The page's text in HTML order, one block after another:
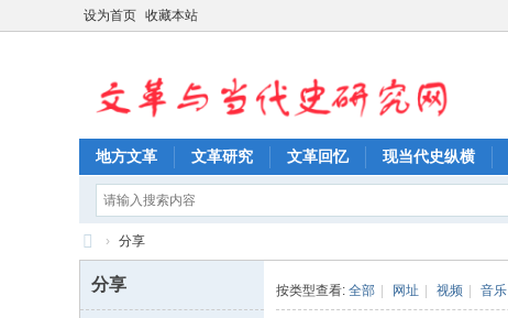
设为首页 收藏本站
地方文革 文革研究 文革回忆 现当代史纵横
文
革
› 分享
分享 按类型查看: 全部 网址 视频 音乐